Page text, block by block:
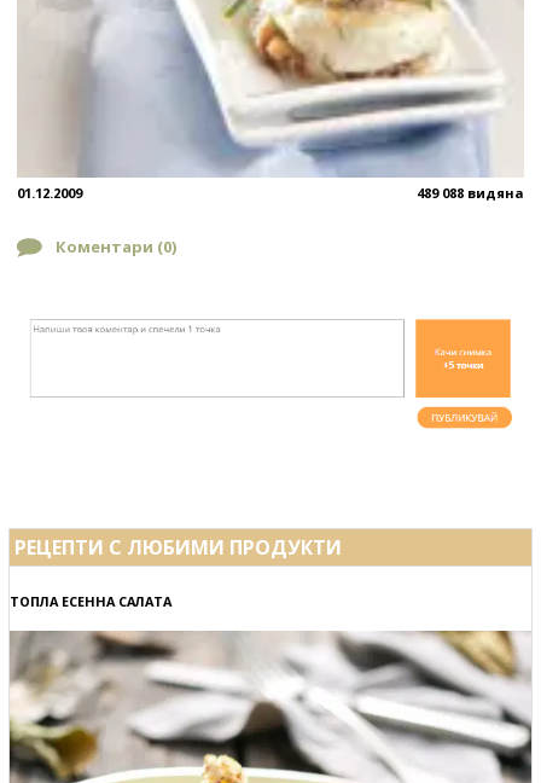
01.12.2009 489 088 видяна
Коментари (0)
РЕЦЕПТИ С ЛЮБИМИ ПРОДУКТИ
ТОПЛА ЕСЕННА САЛАТА